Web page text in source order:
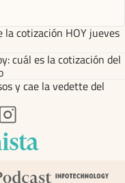
la cotización HOY jueves
cuál es la cotización del
y cae la vedette del
pestañapestaña
nueva pestaña
abre en nueva pestaña
abre en nueva pestaña